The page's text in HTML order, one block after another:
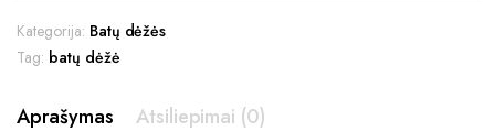
Kategorija: Batų dėžės
Tag: batų dėžė
Aprašymas Atsiliepimai (0)